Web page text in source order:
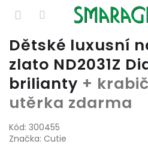
Přejít
obsah
Dětské luxusní
zlato ND2031Z
brilianty +
utěrka zdarma
Kód: 300455
Značka: Cutie